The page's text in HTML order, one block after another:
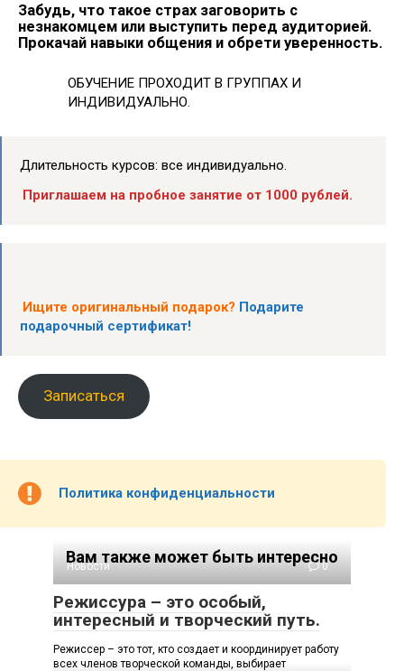
Забудь, что такое страх заговорить с
незнакомцем или выступить перед аудиторией.
Прокачай навыки общения и обрети уверенность.
ОБУЧЕНИЕ ПРОХОДИТ В ГРУППАХ И
ИНДИВИДУАЛЬНО.
Длительность курсов: все индивидуально.
Приглашаем на пробное занятие от 1000 рублей.
Ищите оригинальный подарок? Подарите
подарочный сертификат!
Записаться
Политика конфиденциальности
Вам также может быть интересно
Новости 0
Режиссура – это особый,
интересный и творческий путь.
Режиссер – это тот, кто создает и координирует работу
всех членов творческой команды, выбирает